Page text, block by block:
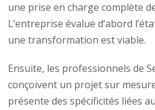
une prise en charge complète
L’entreprise évalue d’abord
une transformation est viable.
Ensuite, les professionnels de
conçoivent un projet sur
présente des spécificités liées